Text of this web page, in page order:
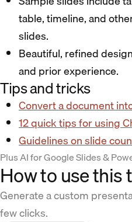
table, timeline, and
slides.
Beautiful, refined
and prior experience.
Tips and tricks
Convert a document
12 quick tips for using
Guidelines on slide
Plus AI for Google Slides &
How to use this
Generate a custom
few clicks.